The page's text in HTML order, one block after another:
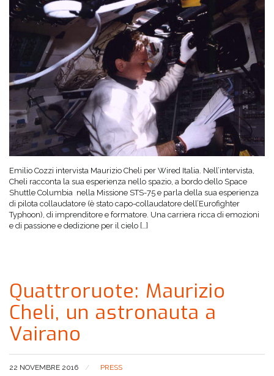
Emilio Cozzi intervista Maurizio Cheli per Wired Italia. Nell’intervista,
Cheli racconta la sua esperienza nello spazio, a bordo dello Space
Shuttle Columbia nella Missione STS-75 e parla della sua esperienza
di pilota collaudatore (è stato capo-collaudatore dell’Eurofighter
Typhoon), di imprenditore e formatore. Una carriera ricca di emozioni
e di passione e dedizione per il cielo […]
Quattroruote: Maurizio
Cheli, un astronauta a
Vairano
22 NOVEMBRE 2016 PRESS